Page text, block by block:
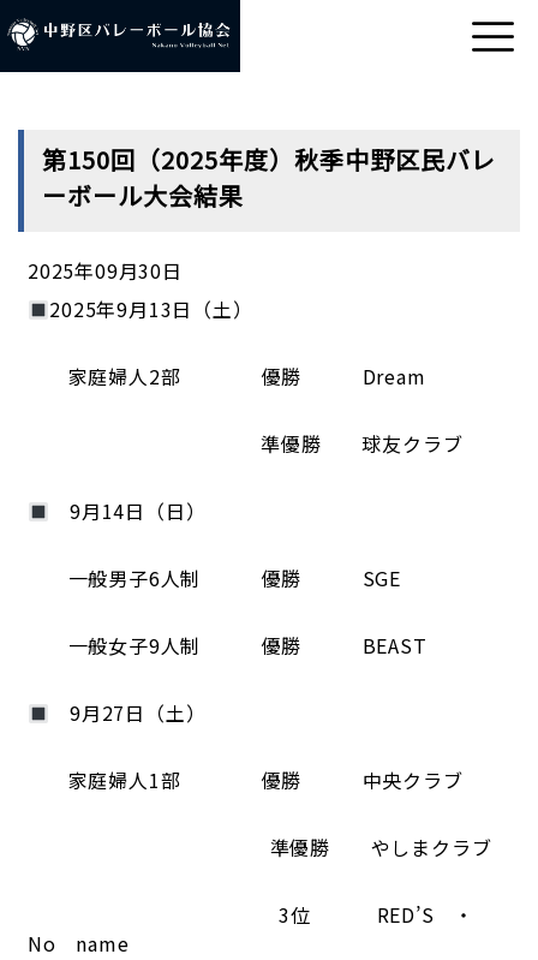
第150回（2025年度）秋季中野区民バレ
ーボール大会結果
2025年09月30日
2025年9月13日（土）
家庭婦人2部 優勝 Dream
準優勝 球友クラブ
9月14日（日）
一般男子6人制 優勝 SGE
一般女子9人制 優勝 BEAST
9月27日（土）
家庭婦人1部 優勝 中央クラブ
準優勝 やしまクラブ
3位 RED’S ・
No name